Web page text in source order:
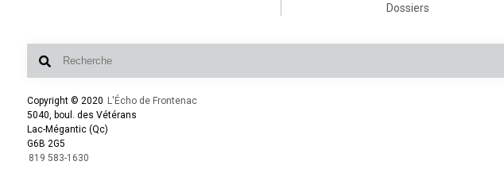
Dossiers
Copyright © 2020 L'Écho de Frontenac
5040, boul. des Vétérans
Lac-Mégantic (Qc)
G6B 2G5
819 583-1630